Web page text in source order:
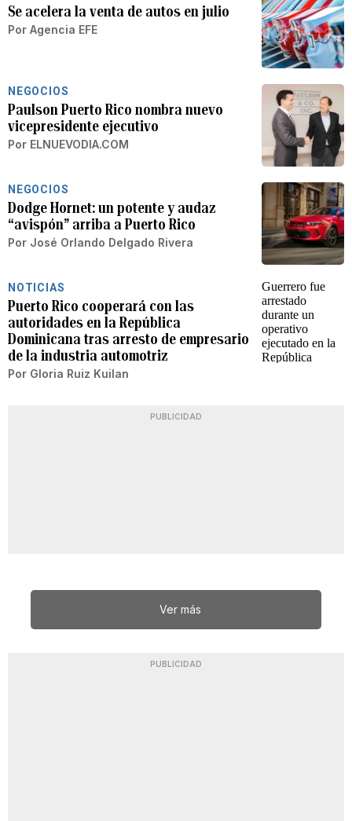
Se acelera la venta de autos en julio
Por Agencia EFE
NEGOCIOS
Paulson Puerto Rico nombra nuevo
vicepresidente ejecutivo
Por ELNUEVODIA.COM
NEGOCIOS
Dodge Hornet: un potente y audaz
“avispón” arriba a Puerto Rico
Por José Orlando Delgado Rivera
NOTICIAS
Puerto Rico cooperará con las
autoridades en la República
Dominicana tras arresto de empresario
de la industria automotriz
Por Gloria Ruiz Kuilan
PUBLICIDAD
Ver más
PUBLICIDAD